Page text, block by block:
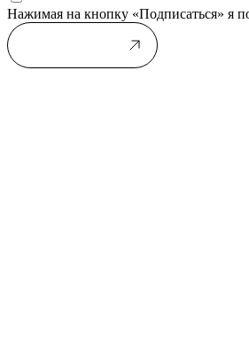
Нажимая на кнопку «Подписаться» я